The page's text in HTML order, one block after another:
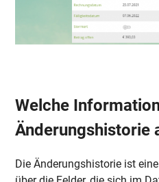
Welche
Änderungshistorie
Die Änderungshistorie ist